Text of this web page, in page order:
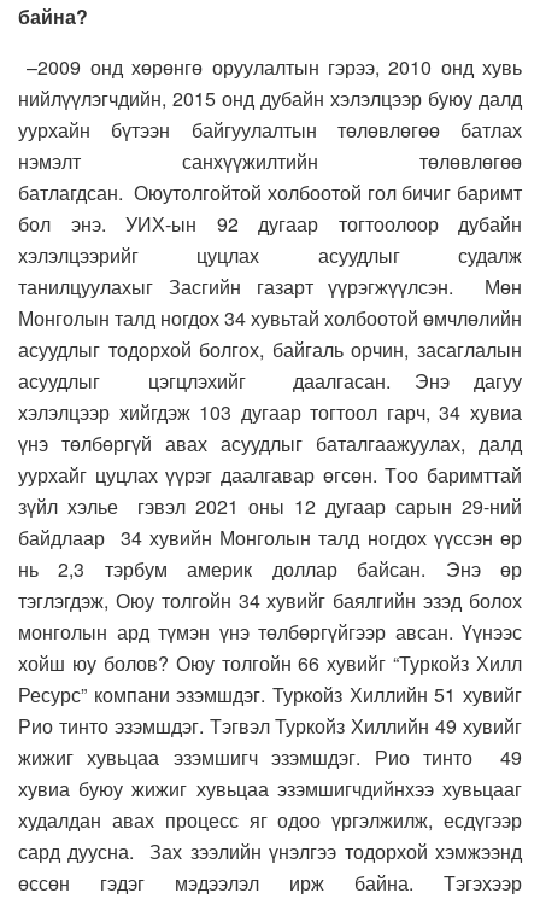
байна?
–2009 ондхөрөнгө оруулалтын гэрээ, 2010 онд хувь
нийлүүлэгчдийн, 2015 онд дубайн хэлэлцээр буюу далд
уурхайн бүтээн байгуулалтын төлөвлөгөө батлах
нэмэлт санхүүжилтийн төлөвлөгөө
батлагдсан. Оюутолгойтой холбоотой гол бичиг баримт
бол энэ. УИХ-ын 92 дугаар тогтоолоор дубайн
хэлэлцээрийг цуцлах асуудлыг судалж
танилцуулахыг Засгийн газарт үүрэгжүүлсэн.
Мөн
Монголын талд ногдох34 хувьтай холбоотой өмчлөлийн
асуудлыг тодорхой болгох, байгаль орчин, засаглалын
асуудлыг цэгцлэхийг даалгасан. Энэ дагуу
хэлэлцээр хийгдэж 103 дугаартогтоол гарч, 34 хувиа
үнэ төлбөргүй авах асуудлыг баталгаажуулах, далд
уурхайг цуцлах үүрэг даалгавар өгсөн. Тоо баримттай
зүйл хэлье
гэвэл 2021 оны 12 дугаар сарын 29-ний
байдлаар 34 хувийн Монголын талд ногдох үүссэн өр
нь 2,3 тэрбумамерик доллар байсан. Энэ өр
тэглэгдэж, Оюу толгойн 34 хувийг баялгийн эзэд болох
монголын ард түмэн үнэ төлбөргүйгээр авсан. Үүнээс
хойш юу болов? Оюу толгойн 66 хувийг “Туркойз Хилл
Ресурс” компани эзэмшдэг. Туркойз Хиллийн 51хувийг
Рио тинто эзэмшдэг. ТэгвэлТуркойз Хиллийн 49 хувийг
жижиг хувьцаа эзэмшигч эзэмшдэг. Рио тинто 49
хувиа буюу жижиг хувьцаа эзэмшигчдийнхээ хувьцааг
худалдан авах процесс яг одоо үргэлжилж, есдүгээр
сард дуусна.
Зах зээлийн үнэлгээ тодорхой хэмжээнд
өссөн гэдэг мэдээлэл ирж байна. Тэгэхээр